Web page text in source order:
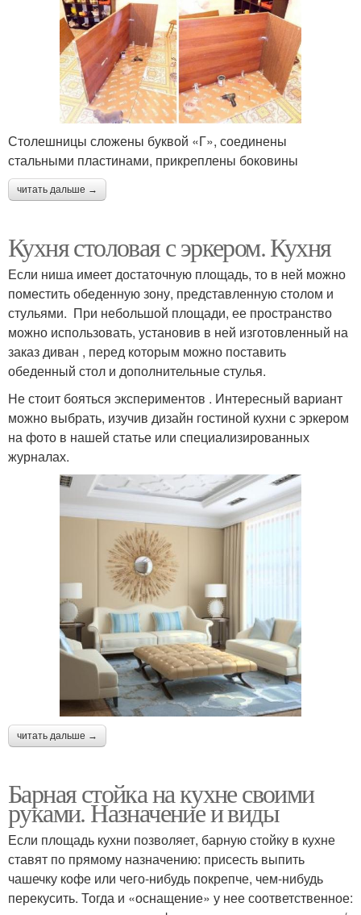
Столешницы сложены буквой «Г», соединены
стальными пластинами, прикреплены боковины
читать дальше →
Кухня столовая с эркером. Кухня
Если ниша имеет достаточную площадь, то в ней можно
поместить обеденную зону, представленную столом и
стульями. При небольшой площади, ее пространство
можно использовать, установив в ней изготовленный на
заказ диван , перед которым можно поставить
обеденный стол и дополнительные стулья.
Не стоит бояться экспериментов . Интересный вариант
можно выбрать, изучив дизайн гостиной кухни с эркером
на фото в нашей статье или специализированных
журналах.
читать дальше →
Барная стойка на кухне своими
руками. Назначение и виды
Если площадь кухни позволяет, барную стойку в кухне
ставят по прямому назначению: присесть выпить
чашечку кофе или чего-нибудь покрепче, чем-нибудь
перекусить. Тогда и «оснащение» у нее соответственное: